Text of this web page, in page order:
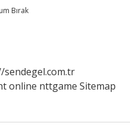
Bırak
sendegel.com.tr
online nttgame Sitemap